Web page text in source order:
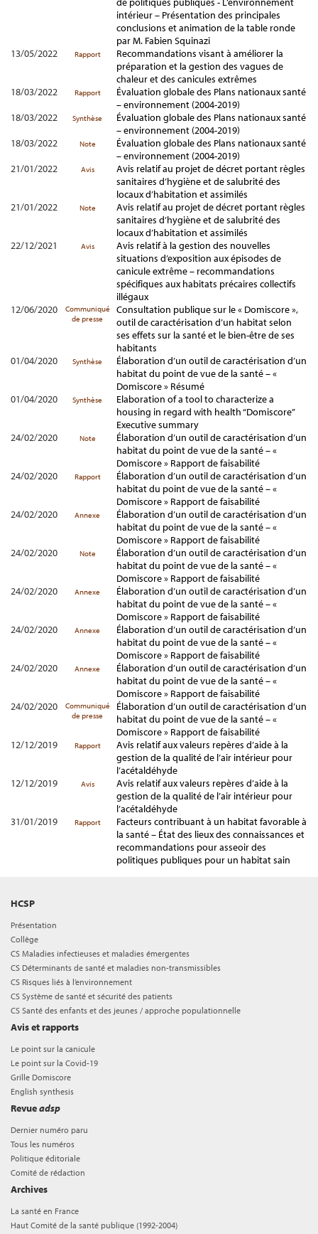
intérieur – Présentation des principales
conclusions et animation de la table ronde
par M. Fabien Squinazi
13/05/2022
Rapport
Recommandations visant à améliorer la
préparation et la gestion des vagues de
chaleur et des canicules extrêmes
18/03/2022
Rapport
Évaluation globale des Plans nationaux santé
– environnement (2004-2019)
18/03/2022
Synthèse
Évaluation globale des Plans nationaux santé
– environnement (2004-2019)
18/03/2022
Note
Évaluation globale des Plans nationaux santé
– environnement (2004-2019)
21/01/2022
Avis
Avis relatif au projet de décret portant règles
sanitaires d’hygiène et de salubrité des
locaux d’habitation et assimilés
21/01/2022
Note
Avis relatif au projet de décret portant règles
sanitaires d’hygiène et de salubrité des
locaux d’habitation et assimilés
22/12/2021
Avis
Avis relatif à la gestion des nouvelles
situations d’exposition aux épisodes de
canicule extrême – recommandations
spécifiques aux habitats précaires collectifs
illégaux
12/06/2020
Communiqué
de presse
Consultation publique sur le « Domiscore »,
outil de caractérisation d’un habitat selon
ses effets sur la santé et le bien-être de ses
habitants
01/04/2020
Synthèse
Élaboration d’un outil de caractérisation d’un
habitat du point de vue de la santé – «
Domiscore » Résumé
01/04/2020
Synthèse
Elaboration of a tool to characterize a
housing in regard with health “Domiscore”
Executive summary
24/02/2020
Note
Élaboration d’un outil de caractérisation d’un
habitat du point de vue de la santé – «
Domiscore » Rapport de faisabilité
24/02/2020
Rapport
Élaboration d’un outil de caractérisation d’un
habitat du point de vue de la santé – «
Domiscore » Rapport de faisabilité
24/02/2020
Annexe
Élaboration d’un outil de caractérisation d’un
habitat du point de vue de la santé – «
Domiscore » Rapport de faisabilité
24/02/2020
Note
Élaboration d’un outil de caractérisation d’un
habitat du point de vue de la santé – «
Domiscore » Rapport de faisabilité
24/02/2020
Annexe
Élaboration d’un outil de caractérisation d’un
habitat du point de vue de la santé – «
Domiscore » Rapport de faisabilité
24/02/2020
Annexe
Élaboration d’un outil de caractérisation d’un
habitat du point de vue de la santé – «
Domiscore » Rapport de faisabilité
24/02/2020
Annexe
Élaboration d’un outil de caractérisation d’un
habitat du point de vue de la santé – «
Domiscore » Rapport de faisabilité
24/02/2020
Communiqué
de presse
Élaboration d’un outil de caractérisation d’un
habitat du point de vue de la santé – «
Domiscore » Rapport de faisabilité
12/12/2019
Rapport
Avis relatif aux valeurs repères d’aide à la
gestion de la qualité de l’air intérieur pour
l’acétaldéhyde
12/12/2019
Avis
Avis relatif aux valeurs repères d’aide à la
gestion de la qualité de l’air intérieur pour
l’acétaldéhyde
31/01/2019
Rapport
Facteurs contribuant à un habitat favorable à
la santé – État des lieux des connaissances et
recommandations pour asseoir des
politiques publiques pour un habitat sain
HCSP
Présentation
Collège
CS Maladies infectieuses et maladies émergentes
CS Déterminants de santé et maladies non-transmissibles
CS Risques liés à l’environnement
CS Système de santé et sécurité des patients
CS Santé des enfants et des jeunes / approche populationnelle
Avis et rapports
Le point sur la canicule
Le point sur la Covid-19
Grille Domiscore
English synthesis
Revueadsp
Dernier numéro paru
Tous les numéros
Politique éditoriale
Comité de rédaction
Archives
La santé en France
Haut Comité de la santé publique (1992-2004)